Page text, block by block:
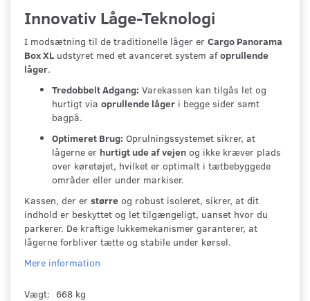
Innovativ Låge-Teknologi
I modsætning til de traditionelle låger er Cargo Panorama
Box XL udstyret med et avanceret system afoprullende
låger.
Tredobbelt Adgang: Varekassen kan tilgås let og
hurtigt via oprullende låger i begge sider samt
bagpå.
Optimeret Brug: Oprulningssystemet sikrer, at
lågerne er hurtigt ude af vejen og ikke kræver plads
over køretøjet, hvilket er optimalt i tætbebyggede
områder eller under markiser.
Kassen, der er større og robust isoleret, sikrer, at dit
indhold er beskyttet og let tilgængeligt, uanset hvor du
parkerer. De kraftige lukkemekanismer garanterer, at
lågerne forbliver tætte og stabile under kørsel.
Mere information
Vægt: 668 kg